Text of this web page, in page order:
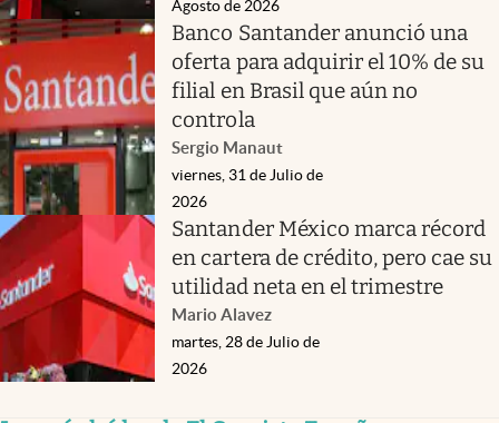
Agosto de 2026
Banco Santander anunció una
oferta para adquirir el 10% de su
filial en Brasil que aún no
controla
Sergio Manaut
viernes, 31 de Julio de
2026
Santander México marca récord
en cartera de crédito, pero cae su
utilidad neta en el trimestre
Mario Alavez
martes, 28 de Julio de
2026